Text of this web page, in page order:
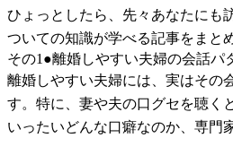
ひょっとしたら、先々あなたにも
ついての知識が学べる記事をまと
その1●離婚しやすい夫婦の会話パ
離婚しやすい夫婦には、実はその
す。特に、妻や夫の口グセを聴く
いったいどんな口癖なのか、専門